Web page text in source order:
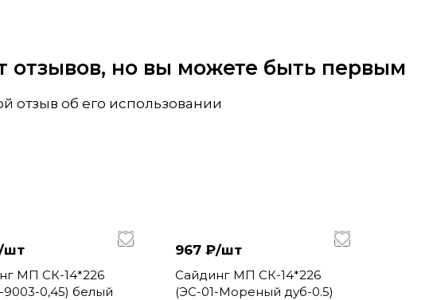
отзывов, но вы можете быть первым
отзыв об его использовании
шт
МП СК-14*226
9003-0,45) белый
967 ₽/шт
Сайдинг МП СК-14*226
(ЭС-01-Мореный дуб-0.5)